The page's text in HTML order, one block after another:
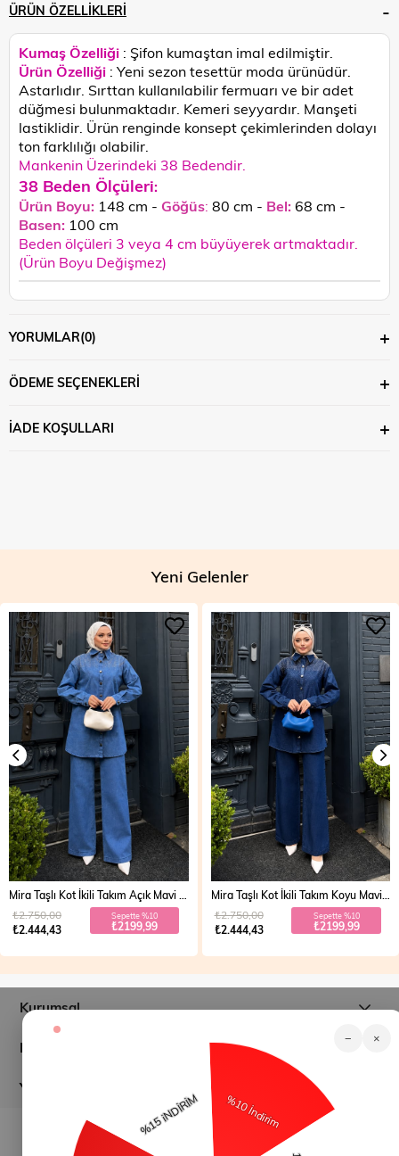
ÜRÜN ÖZELLIKLERI
Kumaş Özelliği : Şifon kumaştan imal edilmiştir.
Ürün Özelliği : Yeni sezon tesettür moda ürünüdür.
Astarlıdır. Sırttan kullanılabilir fermuarı ve bir adet
düğmesi bulunmaktadır. Kemeri seyyardır. Manşeti
lastiklidir. Ürün renginde konsept çekimlerinden dolayı
ton farklılığı olabilir.
Mankenin Üzerindeki 38 Bedendir.
38 Beden Ölçüleri:
Ürün Boyu: 148 cm - Göğüs: 80 cm - Bel:68 cm -
Basen: 100 cm
Beden ölçüleri 3 veya 4 cm büyüyerek artmaktadır.
(Ürün Boyu Değişmez)
YORUMLAR(0)
ÖDEME SEÇENEKLERI
İADE KOŞULLARI
Yeni Gelenler
₺2.444,43
₺2.750,00 Sepette %10
₺2199,99
Mira Taşlı Kot İkili Takım Koyu Mavi 19286
₺2.444,43
₺2.750,00 Sepette %10
₺2199,99
Kurumsal
Müşteri İlişkileri
Yardım
− ×